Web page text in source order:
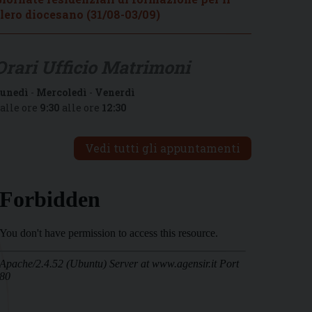
diocesano (31/08-03/09)
- Mercoledì - Venerdì
ore 9:30 alle ore 12:30
Vedi tutti gli appuntamenti